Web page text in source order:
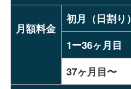
月額料金
初月（日割り）
1ー36ヶ月目
37ヶ月目〜